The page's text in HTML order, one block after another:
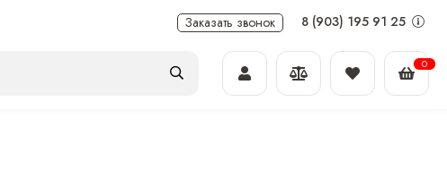
Заказать звонок 8 (903) 195 91 25
0